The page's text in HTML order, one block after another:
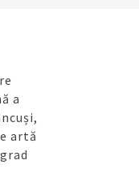
a
artă